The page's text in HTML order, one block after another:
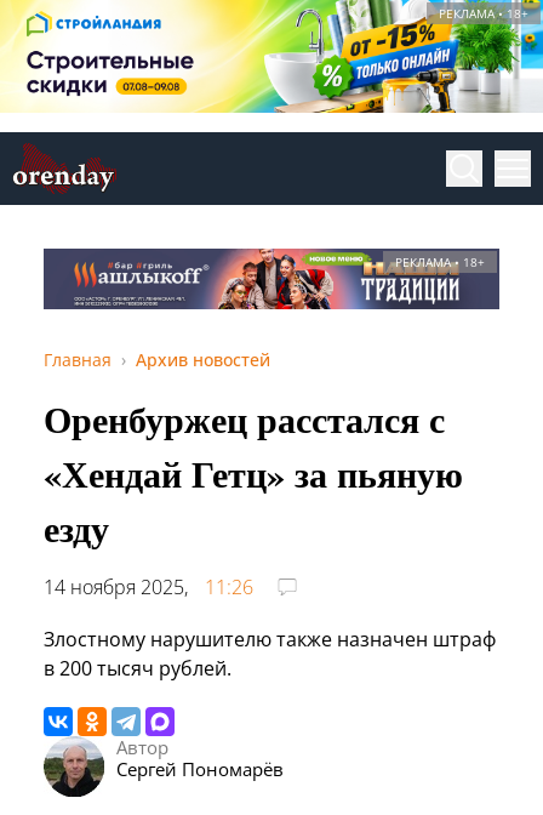
РЕКЛАМА • 18+
РЕКЛАМА • 18+
Главная Архив новостей
Оренбуржец расстался с
«Хендай Гетц» за пьяную
езду
14 ноября 2025,
11:26
Злостному нарушителю также назначен штраф
в 200 тысяч рублей.
Автор
Сергей Пономарёв